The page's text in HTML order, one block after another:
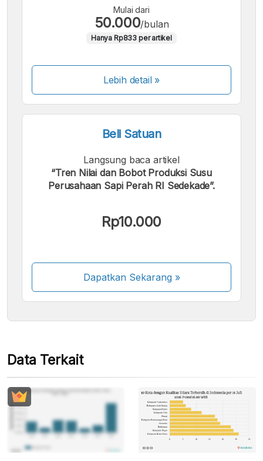
Mulai dari
50.000/bulan
Hanya Rp833 per artikel
Lebih detail »
Beli Satuan
Langsung baca artikel
“Tren Nilai dan Bobot Produksi Susu
Perusahaan Sapi Perah RI Sedekade”.
Rp10.000
Dapatkan Sekarang»
Kami menerima pembayaran berikut:
Beberapa metode pembayaran masih dalam
proses aktivasi.
Data Terkait